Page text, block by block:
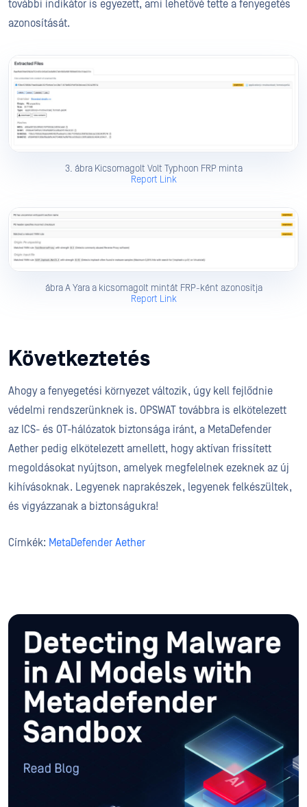
további indikátor is egyezett, ami lehetővé tette a fenyegetés
azonosítását.
3. ábra Kicsomagolt Volt Typhoon FRP minta
Report Link
ábra A Yara a kicsomagolt mintát FRP-ként azonosítja
Report Link
Következtetés
Ahogy a fenyegetési környezet változik, úgy kell fejlődnie
védelmi rendszerünknek is. OPSWAT továbbra is elkötelezett
az ICS- és OT-hálózatok biztonsága iránt, a MetaDefender
Aether pedig elkötelezett amellett, hogy aktívan frissített
megoldásokat nyújtson, amelyek megfelelnek ezeknek az új
kihívásoknak. Legyenek naprakészek, legyenek felkészültek,
és vigyázzanak a biztonságukra!
Címkék: MetaDefender Aether